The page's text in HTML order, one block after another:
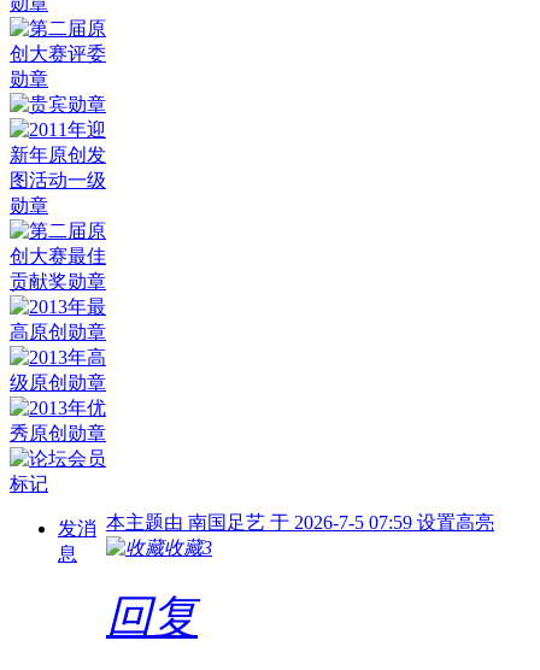
发消
息
本主题由 南国足艺 于 2026-7-5 07:59 设置高亮
收藏3
回复